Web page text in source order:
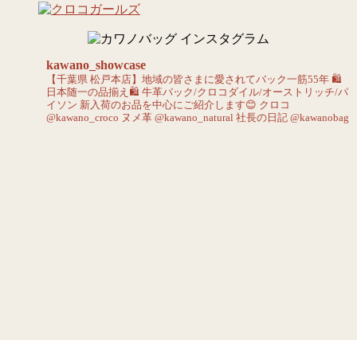
kawano_showcase
【千葉県 松戸本店】地域の皆さまに愛されてバック一筋55年 🛍️
日本随一の品揃え🛍️ 牛革バック/クロコダイル/オーストリッチ/パ
イソン 新入荷のお品を中心にご紹介します😊 クロコ
@kawano_croco ヌメ革 @kawano_natural 社長の日記 @kawanobag